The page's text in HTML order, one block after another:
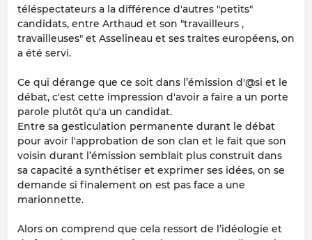
téléspectateurs a la différence d'autres "petits"
candidats, entre Arthaud et son "travailleurs ,
travailleuses" et Asselineau et ses traites européens, on
a été servi.
Ce qui dérange que ce soit dans l’émission d'@si et le
débat, c'est cette impression d'avoir a faire a un porte
parole plutôt qu'a un candidat.
Entre sa gesticulation permanente durant le débat
pour avoir l'approbation de son clan et le fait que son
voisin durant l’émission semblait plus construit dans
sa capacité a synthétiser et exprimer ses idées, on se
demande si finalement on est pas face a une
marionnette.
Alors on comprend que cela ressort de l’idéologie et